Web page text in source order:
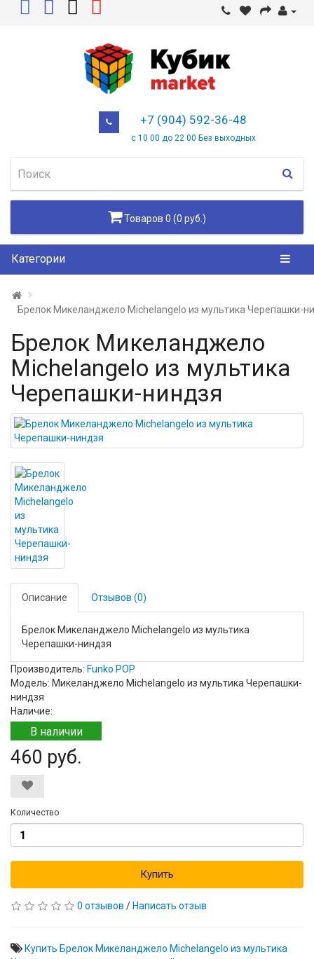
+7 (904) 592-36-48
с 10 00 до 22 00 Без выходных
Товаров 0 (0 руб.)
Категории
Брелок Микеланджело Michelangelo из мультика Черепашки-
Брелок Микеланджело
Michelangelo из мультика
Черепашки-ниндзя
Описание Отзывов (0)
Брелок Микеланджело Michelangelo из мультика
Черепашки-ниндзя
Производитель: Funko POP
Модель: Микеланджело Michelangelo из мультика Черепашки-
ниндзя
Наличие:
В наличии
460 руб.
Количество
Купить
0 отзывов / Написать отзыв
Купить Брелок Микеланджело Michelangelo из мультика